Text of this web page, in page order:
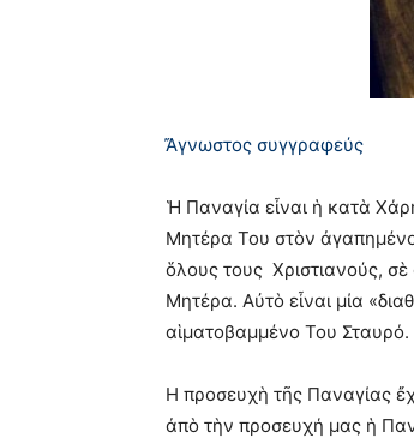
Ἄγνωστος συγγραφεύς
Ἡ Παναγία εἶναι ἡ κατὰ
Μητέρα Του στὸν
ὅλους τους Χριστιανούς,
Μητέρα. Αὐτὸ εἶναι μία
αἱματοβαμμένο Του Σταυρό.
Η προσευχὴ τῆς Παναγίας
ἀπὸ τὴν προσευχή μας ἡ